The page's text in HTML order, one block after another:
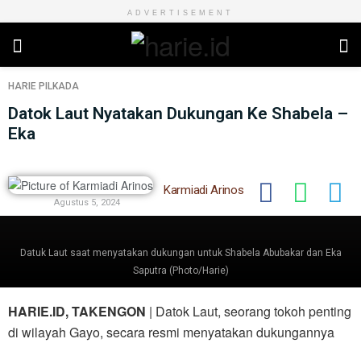
ADVERTISEMENT
HARIE PILKADA
Datok Laut Nyatakan Dukungan Ke Shabela –
Eka
Karmiadi Arinos
Agustus 5, 2024
Datuk Laut saat menyatakan dukungan untuk Shabela Abubakar dan Eka
Saputra (Photo/Harie)
HARIE.ID, TAKENGON | Datok Laut, seorang tokoh penting
di wilayah Gayo, secara resmi menyatakan dukungannya